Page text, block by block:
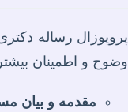
پروپوزال رساله
وضوح و اطمینان
مقدمه و بیان